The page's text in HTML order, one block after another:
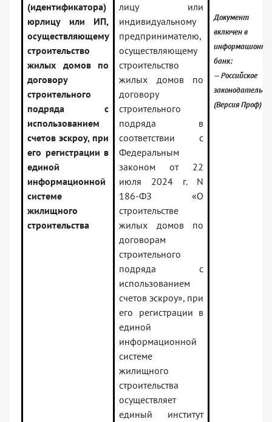
(идентификатора)
юрлицу или ИП,
осуществляющему
строительство
жилых домов по
договору
строительного
подряда с
использованием
счетов эскроу, при
его регистрации в
единой
информационной
системе
жилищного
строительства
лицу или
индивидуальному
предпринимателю,
осуществляющему
строительство
жилых домов по
договору
строительного
подряда в
соответствии с
Федеральным
законом от 22
июля 2024 г. N
186-ФЗ «О
строительстве
жилых домов по
договорам
строительного
подряда с
использованием
счетов эскроу», при
его регистрации в
единой
информационной
системе
жилищного
строительства
осуществляет
единый институт
Документ
включен в
банк:
— Российское
(Версия Проф)